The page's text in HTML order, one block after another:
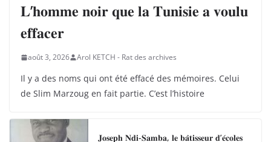
𝐋’𝐡𝐨𝐦𝐦𝐞 𝐧𝐨𝐢𝐫 𝐪𝐮𝐞 𝐥𝐚 𝐓𝐮𝐧𝐢𝐬𝐢𝐞 𝐚 𝐯𝐨𝐮𝐥𝐮
𝐞𝐟𝐟𝐚𝐜𝐞𝐫
août 3, 2026 Arol KETCH - Rat des archives
Il y a des noms qui ont été effacé des mémoires. Celui
de Slim Marzoug en fait partie. C’est l’histoire
𝐉𝐨𝐬𝐞𝐩𝐡 𝐍𝐝𝐢-𝐒𝐚𝐦𝐛𝐚, 𝐥𝐞 𝐛𝐚̂𝐭𝐢𝐬𝐬𝐞𝐮𝐫 𝐝’𝐞́𝐜𝐨𝐥𝐞𝐬